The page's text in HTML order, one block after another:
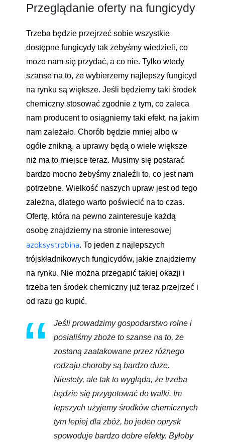
Przeglądanie oferty na fungicydy
Trzeba będzie przejrzeć sobie wszystkie
dostępne fungicydy tak żebyśmy wiedzieli, co
może nam się przydać, a co nie. Tylko wtedy
szanse na to, że wybierzemy najlepszy fungicyd
na rynku są większe. Jeśli będziemy taki środek
chemiczny stosować zgodnie z tym, co zaleca
nam producent to osiągniemy taki efekt, na jakim
nam zależało. Chorób będzie mniej albo w
ogóle znikną, a uprawy będą o wiele większe
niż ma to miejsce teraz. Musimy się postarać
bardzo mocno żebyśmy znaleźli to, co jest nam
potrzebne. Wielkość naszych upraw jest od tego
zależna, dlatego warto poświecić na to czas.
Ofertę, która na pewno zainteresuje każdą
osobę znajdziemy na stronie interesowej
azoksystrobina. To jeden z najlepszych
trójskładnikowych fungicydów, jakie znajdziemy
na rynku. Nie można przegapić takiej okazji i
trzeba ten środek chemiczny już teraz przejrzeć i
od razu go kupić.
Jeśli prowadzimy gospodarstwo rolne i
posialiśmy zboże to szanse na to, że
zostaną zaatakowane przez różnego
rodzaju choroby są bardzo duże.
Niestety, ale tak to wygląda, że trzeba
będzie się przygotować do walki. Im
lepszych użyjemy środków chemicznych
tym lepiej dla zbóż, bo jeden oprysk
spowoduje bardzo dobre efekty. Byłoby